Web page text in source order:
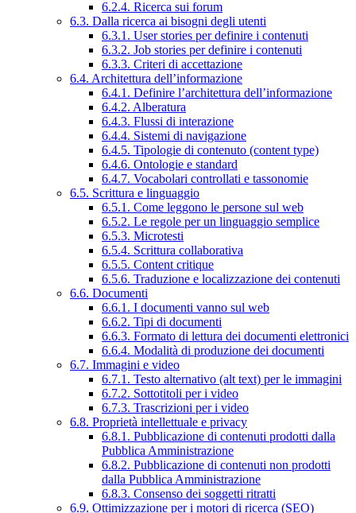
6.2.4. Ricerca sui forum
6.3. Dalla ricerca ai bisogni degli utenti
6.3.1. User stories per definire i contenuti
6.3.2. Job stories per definire i contenuti
6.3.3. Criteri di accettazione
6.4. Architettura dell’informazione
6.4.1. Definire l’architettura dell’informazione
6.4.2. Alberatura
6.4.3. Flussi di interazione
6.4.4. Sistemi di navigazione
6.4.5. Tipologie di contenuto (content type)
6.4.6. Ontologie e standard
6.4.7. Vocabolari controllati e tassonomie
6.5. Scrittura e linguaggio
6.5.1. Come leggono le persone sul web
6.5.2. Le regole per un linguaggio semplice
6.5.3. Microtesti
6.5.4. Scrittura collaborativa
6.5.5. Content critique
6.5.6. Traduzione e localizzazione dei contenuti
6.6. Documenti
6.6.1. I documenti vanno sul web
6.6.2. Tipi di documenti
6.6.3. Formato di lettura dei documenti elettronici
6.6.4. Modalità di produzione dei documenti
6.7. Immagini e video
6.7.1. Testo alternativo (alt text) per le immagini
6.7.2. Sottotitoli per i video
6.7.3. Trascrizioni per i video
6.8. Proprietà intellettuale e privacy
6.8.1. Pubblicazione di contenuti prodotti dalla
Pubblica Amministrazione
6.8.2. Pubblicazione di contenuti non prodotti
dalla Pubblica Amministrazione
6.8.3. Consenso dei soggetti ritratti
6.9. Ottimizzazione per i motori di ricerca (SEO)